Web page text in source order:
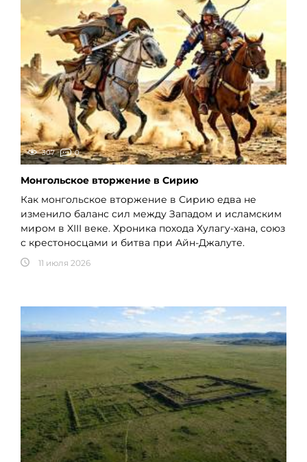
307 0
Монгольское вторжение в Сирию
Как монгольское вторжение в Сирию едва не
изменило баланс сил между Западом и исламским
миром в XIII веке. Хроника похода Хулагу-хана, союз
с крестоносцами и битва при Айн-Джалуте.
11 июля 2026